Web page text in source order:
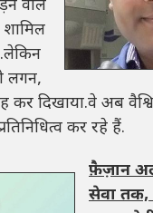
वाले
शामिल
लगन,
कर दिखाया.वे अब
कर रहे हैं.
फ़ैज़ान
सेवा तक,